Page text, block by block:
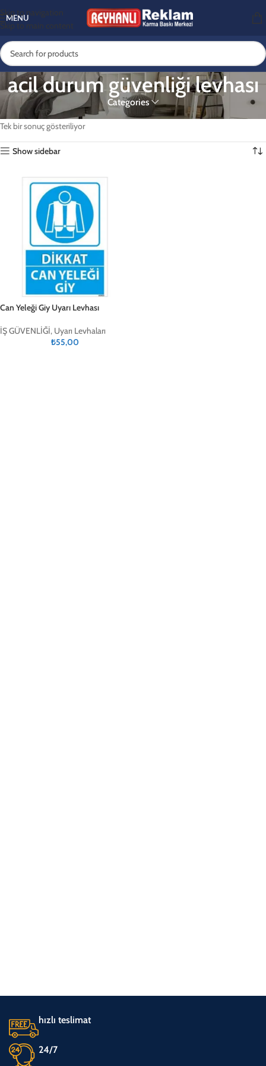
Skip to navigation
Skip to main content
MENU
acil durum güvenliği levhası
Categories
Ana Sayfa Ürünler “acil durum güvenliği levhası” olarak etiketlendi
Tek bir sonuç gösteriliyor
Show sidebar
Can Yeleği Giy Uyarı Levhası
İŞ GÜVENLİĞİ, Uyarı Levhaları
₺55,00
hızlı teslimat
24/7